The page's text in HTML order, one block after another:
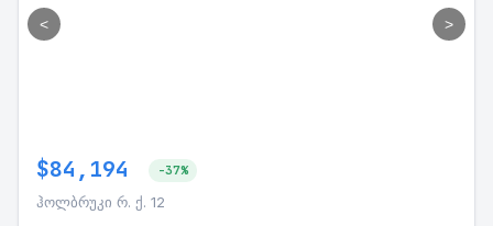
< >
$84,194 -37%
ჰოლბრუკი რ. ქ. 12